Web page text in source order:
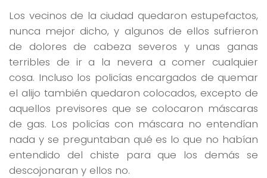
Los vecinos de la ciudad quedaron estupefactos,
nunca mejor dicho, y algunos de ellos sufrieron
de dolores de cabeza severos y unas ganas
terribles de ir a la nevera a comer cualquier
cosa. Incluso los policías encargados de quemar
el alijo también quedaron colocados, excepto de
aquellos previsores que se colocaron máscaras
de gas. Los policías con máscara no entendían
nada y se preguntaban qué es lo que no habían
entendido del chiste para que los demás se
descojonaran y ellos no.